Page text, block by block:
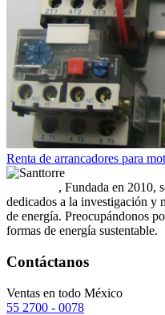
Renta de arrancadores para
, Fundada en 2010,
dedicados a la investigación y
de energía. Preocupándonos
formas de energía sustentable.
Contáctanos
Ventas en todo México
55 2700 - 0078